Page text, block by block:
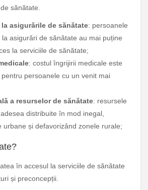
sănătate.
asigurările de sănătate: persoanele
asigurări de sănătate au mai puține
la serviciile de sănătate;
: costul îngrijirii medicale este
persoanele cu un venit mai
a resurselor de sănătate: resursele
distribuite în mod inegal,
urbane și defavorizând zonele rurale;
în accesul la serviciile de sănătate
și preconcepții.